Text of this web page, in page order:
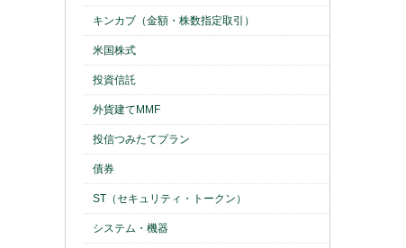
キンカブ（金額・株数指定取引）
米国株式
投資信託
外貨建てMMF
投信つみたてプラン
債券
ST（セキュリティ・トークン）
システム・機器